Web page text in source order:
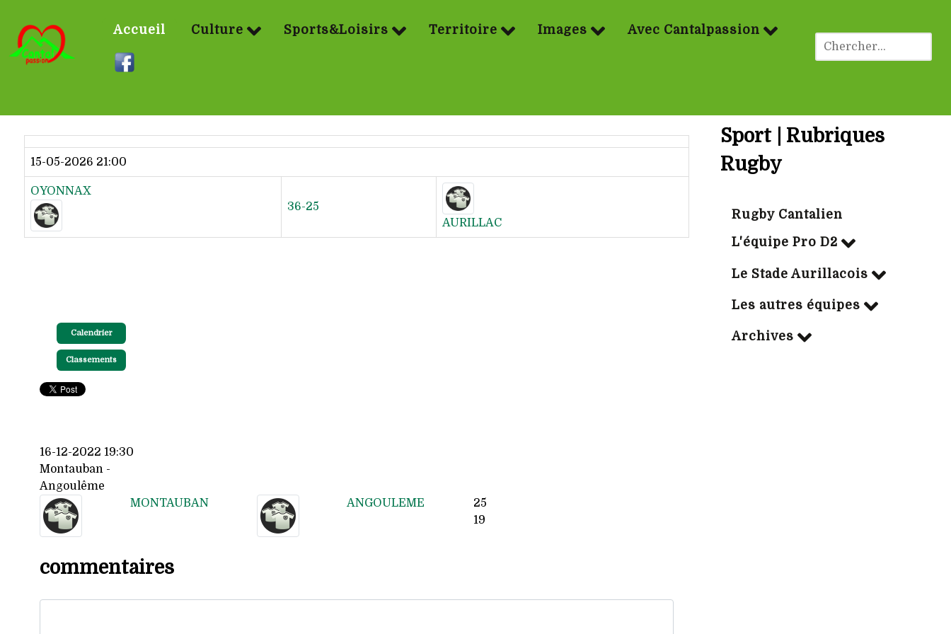
Accueil Culture Sports&Loisirs Territoire Images Avec Cantalpassion
15-05-2026 21:00
OYONNAX
36-25
AURILLAC
Calendrier
Classements
16-12-2022 19:30
Montauban -
Angoulême
MONTAUBAN
ANGOULEME
25
19
commentaires
Sport | Rubriques
Rugby
Rugby Cantalien
L'équipe Pro D2
Le Stade Aurillacois
Les autres équipes
Archives